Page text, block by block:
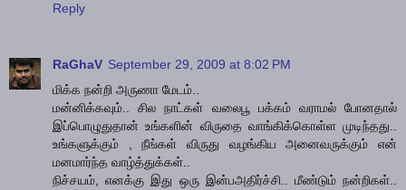
Reply
RaGhaV September 29, 2009 at 8:02 PM
மிக்க நன்றி அருணா மேடம்..
மன்னிக்கவும்.. சில நாட்கள் வலைபூ பக்கம் வராமல் போனதால்
இப்பொழுதுதான் உங்களின் விருதை வாங்கிக்கொள்ள முடிந்தது..
உங்களுக்கும் , நீங்கள் விருது வழங்கிய அனைவருக்கும் என்
மனமார்ந்த வாழ்த்துக்கள்..
நிச்சயம், எனக்கு இது ஒரு இன்பஅதிர்ச்சி.. மீண்டும் நன்றிகள்..